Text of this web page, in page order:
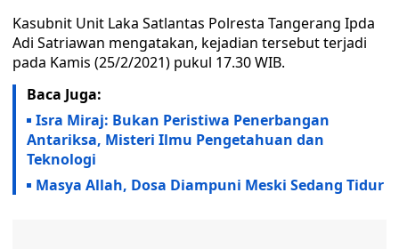
Kasubnit Unit Laka Satlantas Polresta Tangerang Ipda
Adi Satriawan mengatakan, kejadian tersebut terjadi
pada Kamis (25/2/2021) pukul 17.30 WIB.
Baca Juga:
Isra Miraj: Bukan Peristiwa Penerbangan
Antariksa, Misteri Ilmu Pengetahuan dan
Teknologi
Masya Allah, Dosa Diampuni Meski Sedang Tidur